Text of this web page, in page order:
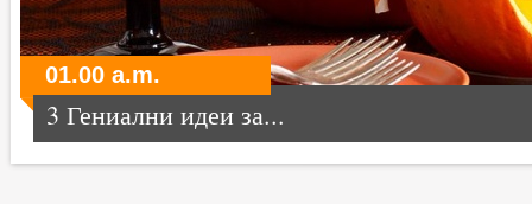
01.00 a.m.
3 Гениални идеи за...